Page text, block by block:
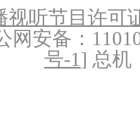
视听节目许可
网安备：
号-1] 总机